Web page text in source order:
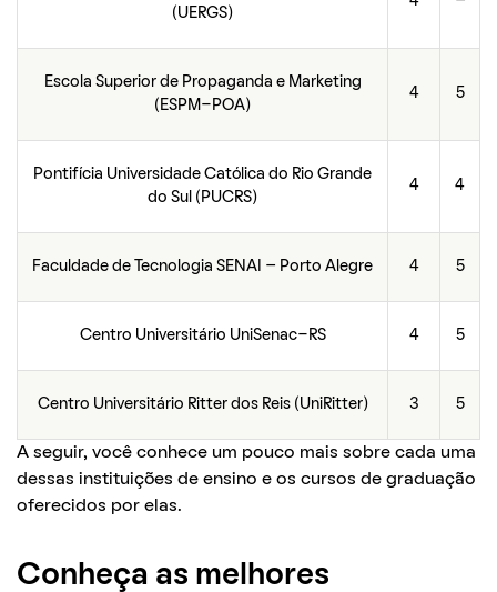
(UERGS)
Escola Superior de Propaganda e Marketing
(ESPM-POA)
4 5
Pontifícia Universidade Católica do Rio Grande
do Sul (PUCRS)
4 4
Faculdade de Tecnologia SENAI – Porto Alegre 4 5
Centro Universitário UniSenac-RS 4 5
Centro Universitário Ritter dos Reis (UniRitter) 3 5
A seguir, você conhece um pouco mais sobre cada uma
dessas instituições de ensino e os cursos de graduação
oferecidos por elas.
Conheça as melhores